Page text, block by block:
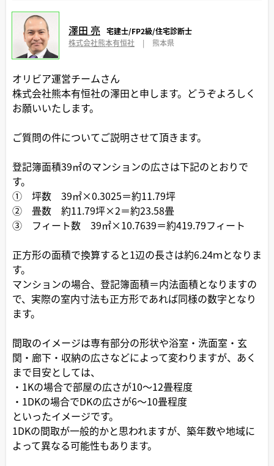
澤田 亮
宅建士/FP2級/住宅診断士
株式会社熊本有恒社
| 熊本県
オリビア運営チームさん
株式会社熊本有恒社の澤田と申します。どうぞよろしく
お願いいたします。
ご質問の件についてご説明させて頂きます。
登記簿面積39㎡のマンションの広さは下記のとおりで
す。
① 坪数 39㎡×0.3025＝約11.79坪
② 畳数 約11.79坪×2＝約23.58畳
③ フィート数 39㎡×10.7639＝約419.79フィート
正方形の面積で換算すると1辺の長さは約6.24ｍとなりま
す。
マンションの場合、登記簿面積＝内法面積となりますの
で、実際の室内寸法も正方形であれば同様の数字となり
ます。
間取のイメージは専有部分の形状や浴室・洗面室・玄
関・廊下・収納の広さなどによって変わりますが、あく
まで目安としては、
・1Kの場合で部屋の広さが10～12畳程度
・1DKの場合でDKの広さが6～10畳程度
といったイメージです。
1DKの間取が一般的かと思われますが、築年数や地域に
よって異なる可能性もあります。